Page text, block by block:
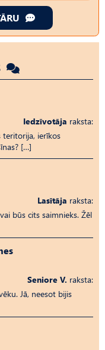
Iedzīvotāja raksta:
teritorija, ierīkos
[…]
Lasītāja raksta:
būs cits saimnieks. Žēl
Seniore V. raksta:
Jā, neesot bijis